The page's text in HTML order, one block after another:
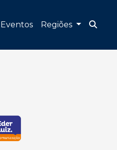
Eventos Regiões